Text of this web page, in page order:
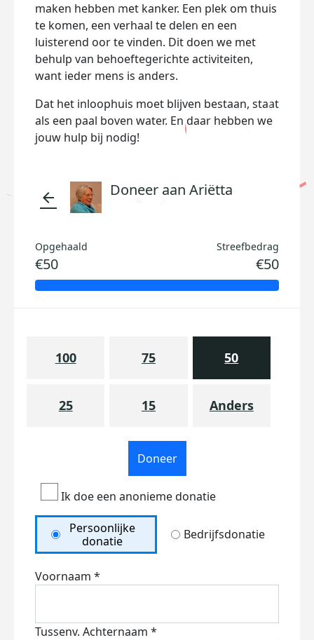
maken hebben met kanker. Een plek om thuis
te komen, een verhaal te delen en een
luisterend oor te vinden. Dit doen we met
behulp van behoeftegerichte activiteiten,
want ieder mens is anders.
Dat het inloophuis moet blijven bestaan, staat
als een paal boven water. En daar hebben we
jouw hulp bij nodig!
arrow_back Doneer aan Ariëtta
Opgehaald
€50
Streefbedrag
€50
100 75 50
25 15 Anders
Doneer
Ik doe een anonieme donatie
Persoonlijke
donatie
Bedrijfsdonatie
Voornaam *
Tussenv. Achternaam *